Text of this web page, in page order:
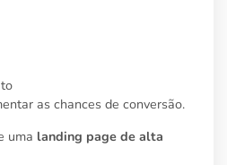
as chances de conversão.
uma landing page de alta